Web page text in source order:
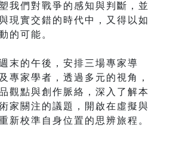
我們對戰爭的感知與判斷，並
現實交錯的時代中，又得以如
的可能。
末的午後，安排三場專家導
專家學者，透過多元的視角，
觀點與創作脈絡，深入了解本
家關注的議題，開啟在虛擬與
新校準自身位置的思辨旅程。